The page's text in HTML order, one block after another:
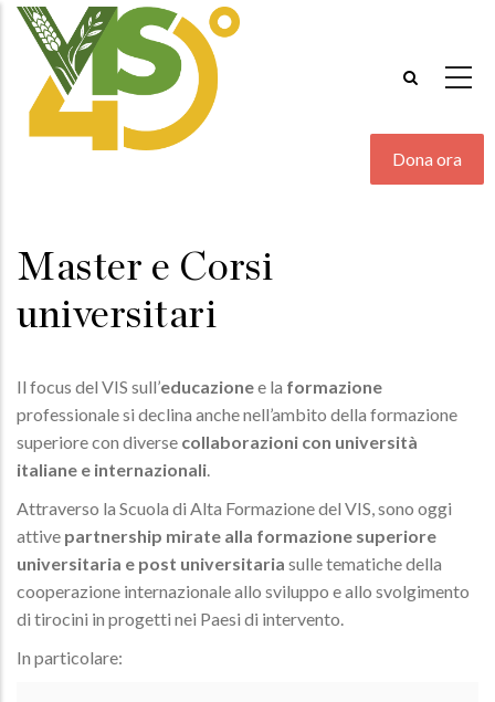
Salta
contenuto
principale
Dona ora
Master e Corsi
universitari
Il focus del VIS sull’educazionee la formazione
professionale si declina anche nell’ambito della formazione
superiore con diverse collaborazioni con università
italiane e internazionali.
Attraverso la Scuola di Alta Formazione del VIS, sono oggi
attive partnership mirate alla formazione superiore
universitaria e post universitaria sulle tematiche della
cooperazione internazionale allo sviluppo e allo svolgimento
di tirocini in progetti nei Paesi di intervento.
In particolare: